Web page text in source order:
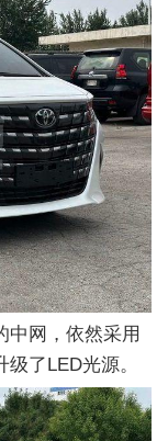
中网，依然采用
了LED光源。